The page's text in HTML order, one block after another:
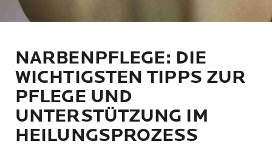
NARBENPFLEGE: DIE
WICHTIGSTEN TIPPS ZUR
PFLEGE UND
UNTERSTÜTZUNG IM
HEILUNGSPROZESS